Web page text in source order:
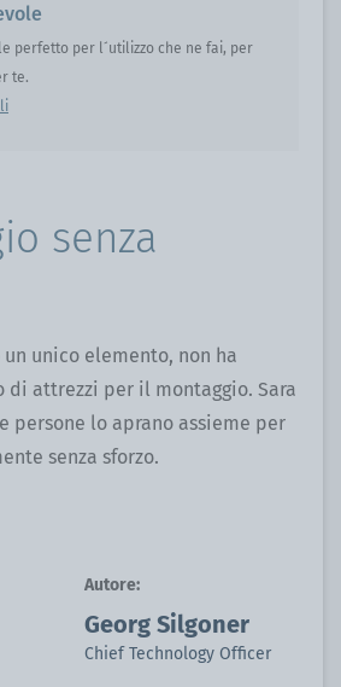
perfetto per l´utilizzo che ne fai, per
te.
senza
un unico elemento, non ha
di attrezzi per il montaggio. Sara
persone lo aprano assieme per
senza sforzo.
Autore:
Georg Silgoner
Chief Technology Officer